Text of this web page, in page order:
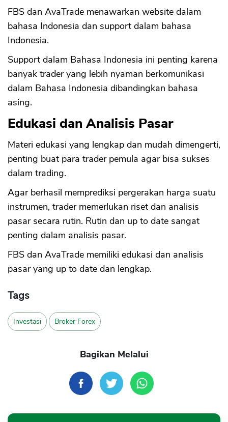
FBS dan AvaTrade menawarkan website dalam
bahasa Indonesia dan support dalam bahasa
Indonesia.
Support dalam Bahasa Indonesia ini penting karena
banyak trader yang lebih nyaman berkomunikasi
dalam Bahasa Indonesia dibandingkan bahasa
asing.
Edukasi dan Analisis Pasar
Materi edukasi yang lengkap dan mudah dimengerti,
penting buat para trader pemula agar bisa sukses
dalam trading.
Agar berhasil memprediksi pergerakan harga suatu
instrumen, trader memerlukan riset dan analisis
pasar secara rutin. Rutin dan up to date sangat
penting dalam analisis pasar.
FBS dan AvaTrade memiliki edukasi dan analisis
pasar yang up to date dan lengkap.
Tags
Investasi Broker Forex
Bagikan Melalui